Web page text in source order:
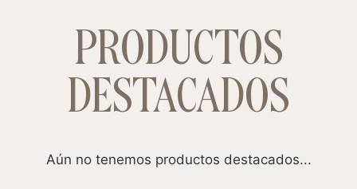
PRODUCTOS
DESTACADOS
Aún no tenemos productos destacados...